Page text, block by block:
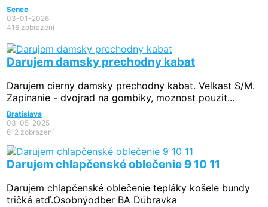
Senec
03-01-2026
416 zobrazení
Darujem damsky prechodny kabat
Darujem cierny damsky prechodny kabat. Velkast S/M.
Zapinanie - dvojrad na gombiky, moznost pouzit...
Bratislava
03-05-2025
612 zobrazení
Darujem chlapčenské oblečenie 9 10 11
Darujem chlapčenské oblečenie tepláky košele bundy
tričká atď.Osobnýodber BA Dúbravka